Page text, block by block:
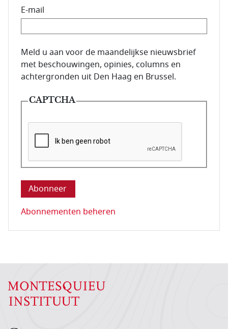
E-mail
E-mailadres van de abonnee.
Meld u aan voor de maandelijkse nieuwsbrief
met beschouwingen, opinies, columns en
achtergronden uit Den Haag en Brussel.
CAPTCHA
Deze vraag is om te controleren dat u een mens
Abonnementen beheren